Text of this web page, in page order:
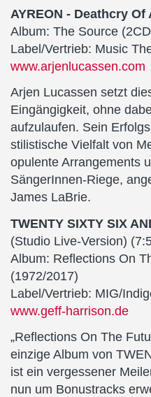
AYREON - Deathcry Of
Album: The Source
Label/Vertrieb: Music
www.arjenlucassen.com
Arjen Lucassen setzt
Eingängigkeit, ohne
aufzulaufen. Sein
stilistische Vielfalt von
opulente Arrangements
SängerInnen-Riege,
James LaBrie.
TWENTY SIXTY SIX
(Studio Live-Version)
Album: Reflections On
(1972/2017)
Label/Vertrieb: MIG/
www.geff-harrison.de
„Reflections On The
einzige Album von
ist ein vergessener
nun um Bonustracks